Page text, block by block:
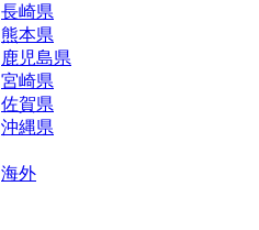
長崎県
熊本県
鹿児島県
宮崎県
佐賀県
沖縄県
海外